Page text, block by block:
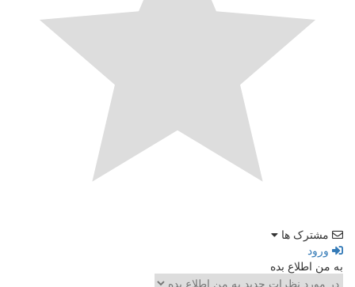
مشترک ها
ورود
به من اطلاع بده